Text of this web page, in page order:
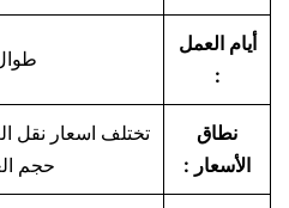
أيام العمل
:
نطاق
الأسعار :
تختلف اسعار نقل
حجم